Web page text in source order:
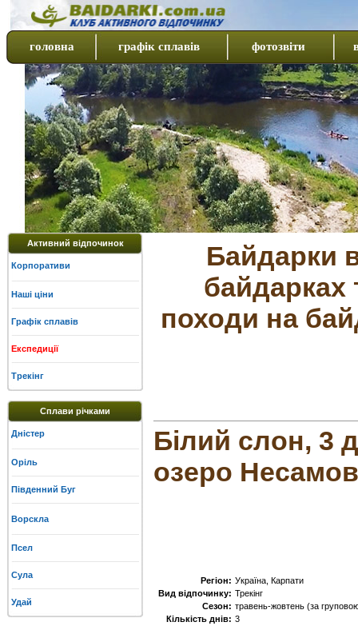
головна графік сплавів фотозвіти
Активний відпочинок
Корпоративи
Наші ціни
Графік сплавів
Експедиції
Трекінг
Сплави річками
Дністер
Оріль
Південний Буг
Ворскла
Псел
Сула
Удай
Байдарки
байдарках
походи на
Білий слон, 3
озеро
Регіон: Україна, Карпати
Вид відпочинку: Трекінг
Сезон: травень-жовтень (за
Кількість днів: 3